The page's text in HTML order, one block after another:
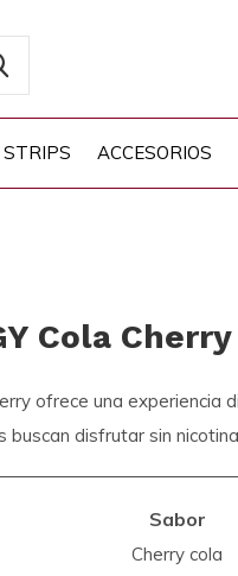
STRIPS ACCESORIOS
Cola Cherry
ofrece una
buscan disfrutar sin
Sabor
Cherry cola